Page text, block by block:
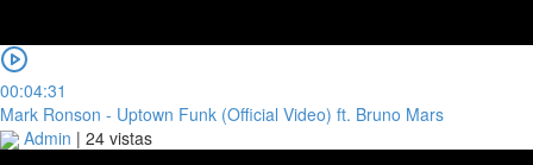
00:04:31
Mark Ronson - Uptown Funk (Official Video) ft. Bruno Mars
Admin | 24 vistas